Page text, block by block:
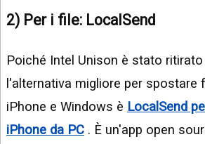
2) Per i file: LocalSend
Poiché Intel Unison è stato
l'alternativa migliore per spostare
iPhone e Windows è LocalSend
iPhone da PC . È un'app open